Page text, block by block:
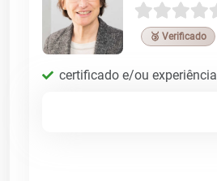
🥉 Verificado
certificado e/ou experiência